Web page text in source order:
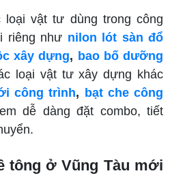
loại vật tư dùng trong công
riêng như nilon lót sàn đổ
xây dựng, bao bố dưỡng
loại vật tư xây dựng khác
công trình, bạt che công
dễ dàng đặt combo, tiết
tông ở Vũng Tàu mới